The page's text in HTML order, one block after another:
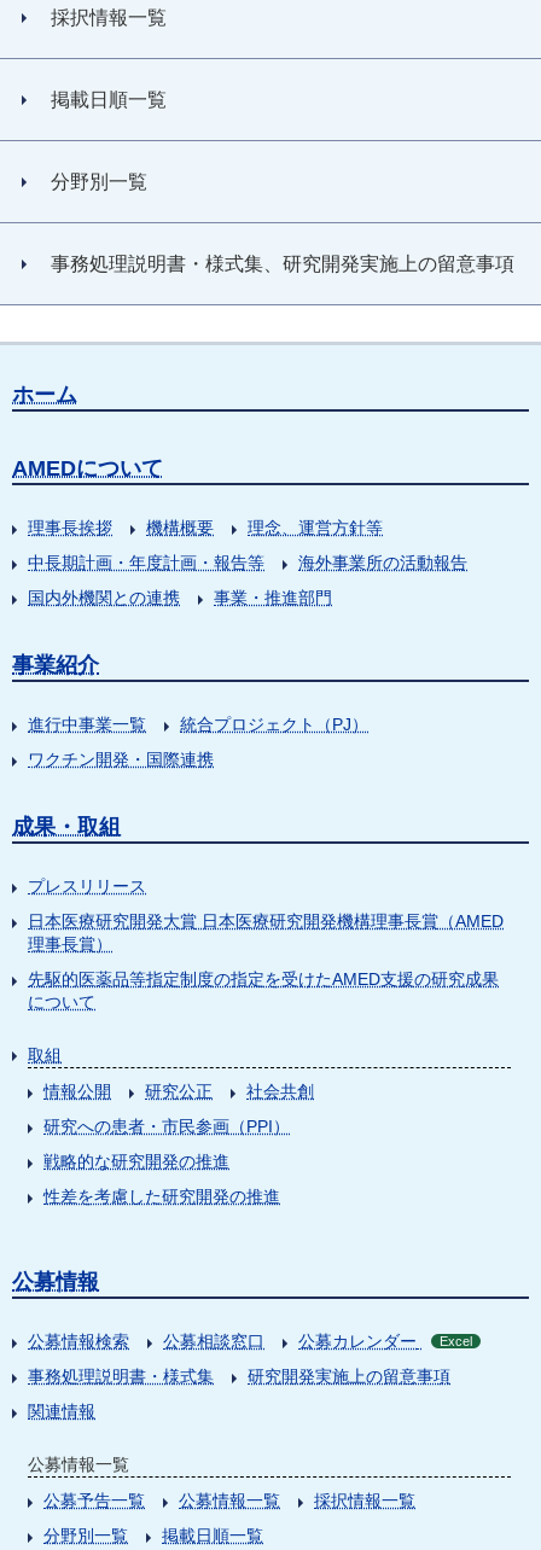
採択情報一覧
掲載日順一覧
分野別一覧
事務処理説明書・様式集、研究開発実施上の留意事項
ホーム
AMEDについて
理事長挨拶 機構概要
理念、運営方針等
中長期計画・年度計画・報告等
海外事業所の活動報告
国内外機関との連携
事業・推進部門
事業紹介
進行中事業一覧
統合プロジェクト（PJ）
ワクチン開発・国際連携
成果・取組
プレスリリース
日本医療研究開発大賞 日本医療研究開発機構理事長賞（AMED
理事長賞）
先駆的医薬品等指定制度の指定を受けたAMED支援の研究成果
について
取組
情報公開
研究公正
社会共創
研究への患者・市民参画（PPI）
戦略的な研究開発の推進
性差を考慮した研究開発の推進
公募情報
公募情報検索 公募相談窓口 公募カレンダー Excel
事務処理説明書・様式集
研究開発実施上の留意事項
関連情報
公募情報一覧
公募予告一覧
公募情報一覧
採択情報一覧
分野別一覧
掲載日順一覧